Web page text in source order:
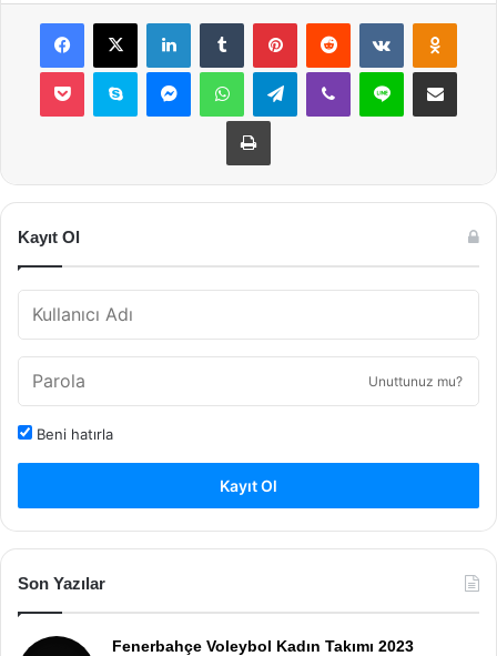
Facebook
X LinkedInTumblr PinterestReddit VKontakte
Pocket Skype MessengerWhatsAppTelegramViber Line E-Posta ile
Yazdır
Kayıt Ol
Unuttunuz mu?
Beni hatırla
Kayıt Ol
Son Yazılar
Fenerbahçe Voleybol Kadın Takımı 2023